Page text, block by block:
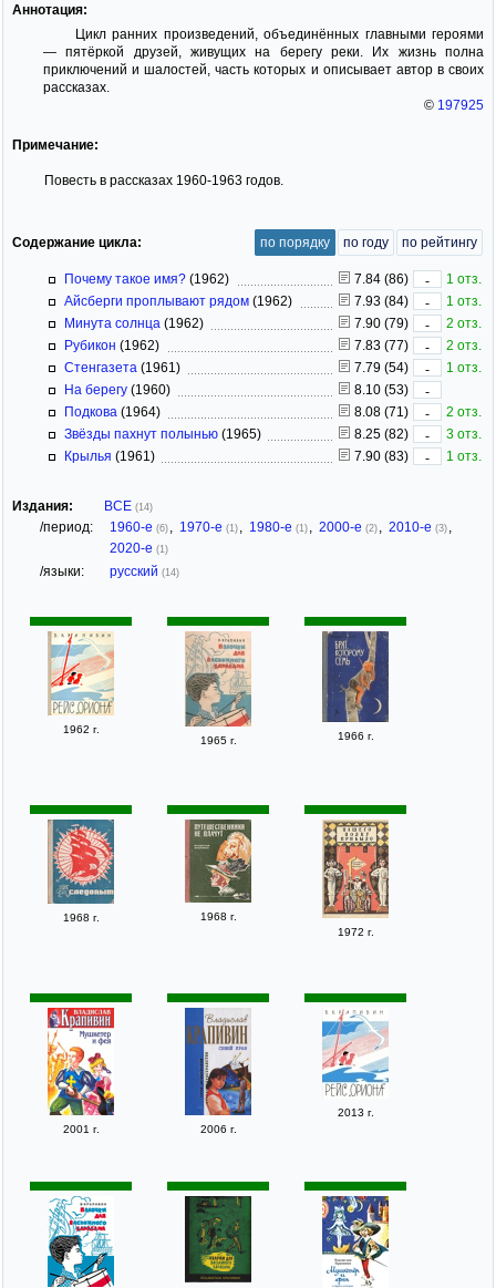
Аннотация:
Цикл ранних произведений, объединённых главными героями
— пятёркой друзей, живущих на берегу реки. Их жизнь полна
приключений и шалостей, часть которых и описывает автор в своих
рассказах.
© 197925
Примечание:
Повесть в рассказах 1960-1963 годов.
Содержание цикла: по порядку по году по рейтингу
Почему такое имя? (1962) 7.84 (86) -
1 отз.
Айсберги проплывают рядом (1962) 7.93 (84) -
1 отз.
Минута солнца (1962) 7.90 (79) -
2 отз.
Рубикон (1962) 7.83 (77) -
2 отз.
Стенгазета (1961) 7.79 (54) -
1 отз.
На берегу (1960) 8.10 (53)
-
Подкова (1964) 8.08 (71) -
2 отз.
Звёзды пахнут полынью (1965) 8.25 (82) -
3 отз.
Крылья (1961) 7.90 (83) - 1 отз.
Издания: ВСЕ (14)
/период: 1960-е (6) 1970-е (1) 1980-е (1) 2000-е (2) 2010-е (3)
2020-е (1)
/языки: русский (14)
1962 г.
1965 г.
1966 г.
1968 г.
1968 г.
1972 г.
2001 г. 2006 г.
2013 г.